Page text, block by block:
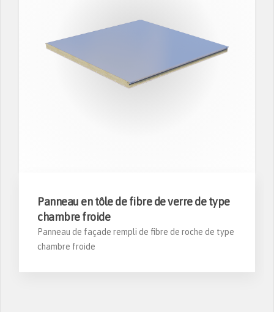
Panneau en tôle de fibre de verre de type
chambre froide
Panneau de façade rempli de fibre de roche de type
chambre froide